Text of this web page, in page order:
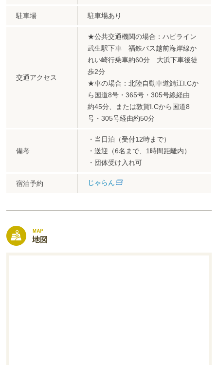
駐車場 駐車場あり
交通アクセス
★公共交通機関の場合：ハピライン
武生駅下車 福鉄バス越前海岸線か
れい崎行乗車約60分 大浜下車後徒
歩2分
★車の場合：北陸自動車道鯖江I.Cか
ら国道8号・365号・305号線経由
約45分、または敦賀I.Cから国道8
号・305号経由約50分
備考
・当日泊（受付12時まで）
・送迎（6名まで、1時間距離内）
・団体受け入れ可
宿泊予約 じゃらん